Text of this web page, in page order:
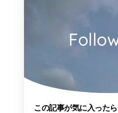
この記事が気に入った